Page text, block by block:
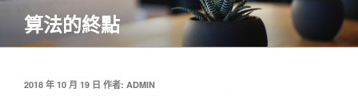
主
算法的終點
發
2018 年 10 月 19 日 作者: ADMIN